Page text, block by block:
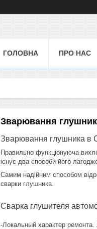
ГОЛОВНА ПРО НАС
Зварювання
Зварювання глушника в
Правильно функціонуюча
існує два способи його
Самим надійним способом
сварки глушника.
Сварка глушителя
-Локальный характер ремонта.